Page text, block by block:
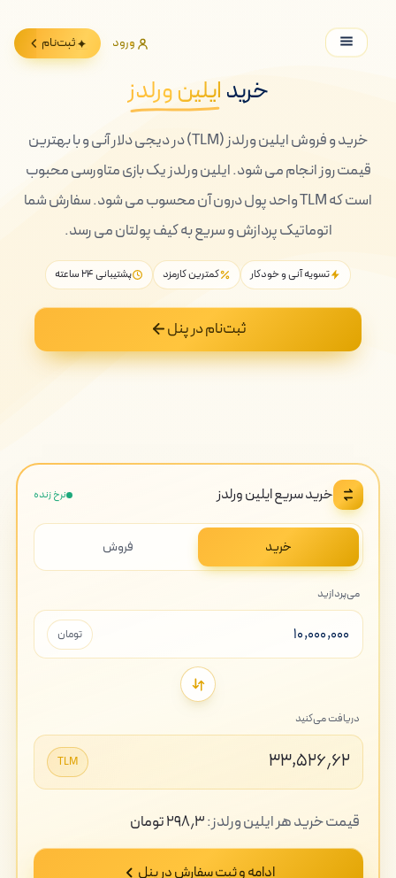
ورود ثبت‌نام
خریدایلین ورلدز
خرید و فروش ایلین ورلدز (TLM) در دیجی دلار آنی و با بهترین
قیمت روز انجام می شود. ایلین ورلدز یک بازی متاورسی محبوب
است که TLM واحد پول درون آن محسوب می شود. سفارش شما
اتوماتیک پردازش و سریع به کیف پولتان می رسد.
تسویه آنی و خودکار کمترین کارمزد پشتیبانی ۲۴ ساعته
ثبت‌نام در پنل
خرید سریع ایلین ورلدز نرخ زنده
خرید فروش
می‌پردازید
تومان
دریافت می‌کنید
۳۳,۵۲۶٫۶۲ TLM
قیمتخریدهر ایلین ورلدز:۲۹۸٫۳تومان
ادامه و ثبت سفارش در پنل